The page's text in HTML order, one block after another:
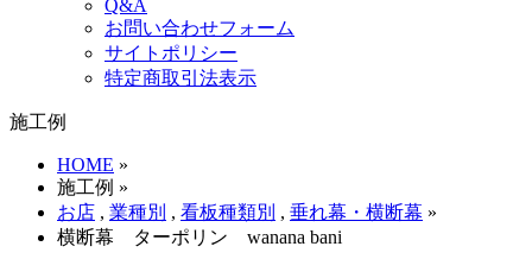
Q&A
お問い合わせフォーム
サイトポリシー
特定商取引法表示
施工例
HOME »
施工例 »
お店 , 業種別 , 看板種類別 , 垂れ幕・横断幕 »
横断幕 ターポリン wanana bani